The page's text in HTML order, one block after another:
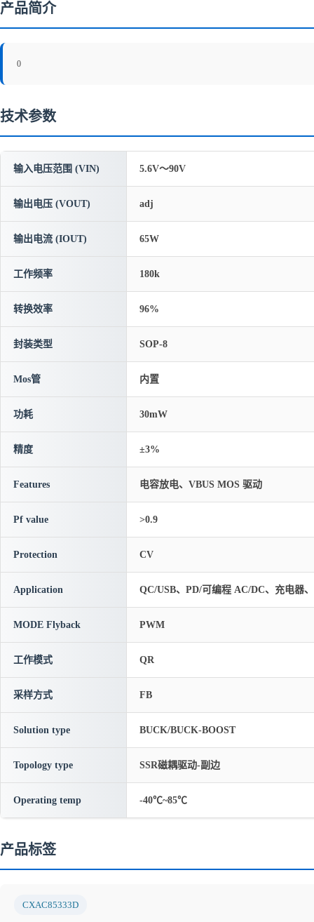
产品简介
0
技术参数
输入电压范围 (VIN) 5.6V～90V
输出电压 (VOUT) adj
输出电流 (IOUT) 65W
工作频率 180k
转换效率 96%
封装类型 SOP-8
Mos管 内置
功耗 30mW
精度 ±3%
Features 电容放电、VBUS MOS 驱动
Pf value >0.9
Protection CV
Application QC/USB、PD/可编程 AC/DC、充电器
MODE Flyback PWM
工作模式 QR
采样方式 FB
Solution type BUCK/BUCK-BOOST
Topology type SSR磁耦驱动-副边
Operating temp -40℃~85℃
产品标签
CXAC85333D